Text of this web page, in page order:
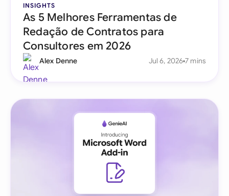
INSIGHTS
As 5 Melhores Ferramentas de
Redação de Contratos para
Consultores em 2026
Alex Denne Jul 6, 2026 7 mins